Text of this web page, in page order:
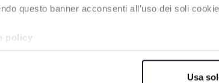
questo banner acconsenti all’uso dei soli
policy
Usa